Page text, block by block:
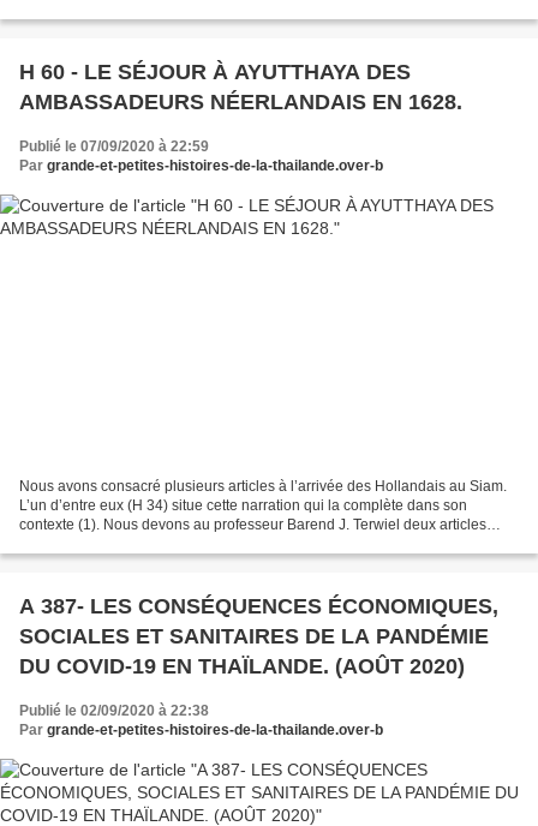
H 60 - LE SÉJOUR À AYUTTHAYA DES
AMBASSADEURS NÉERLANDAIS EN 1628.
Publié le 07/09/2020 à 22:59
Par grande-et-petites-histoires-de-la-thailande.over-b
Nous avons consacré plusieurs articles à l’arrivée des Hollandais au Siam.
L’un d’entre eux (H 34) situe cette narration qui la complète dans son
contexte (1). Nous devons au professeur Barend J. Terwiel deux articles
A 387- LES CONSÉQUENCES ÉCONOMIQUES,
SOCIALES ET SANITAIRES DE LA PANDÉMIE
DU COVID-19 EN THAÏLANDE. (AOÛT 2020)
Publié le 02/09/2020 à 22:38
Par grande-et-petites-histoires-de-la-thailande.over-b